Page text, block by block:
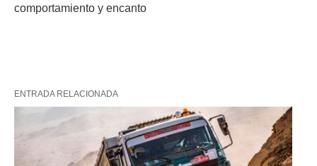
comportamiento y encanto
ENTRADA RELACIONADA